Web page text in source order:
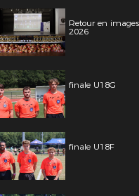
Retour en
2026
finale U18G
finale U18F